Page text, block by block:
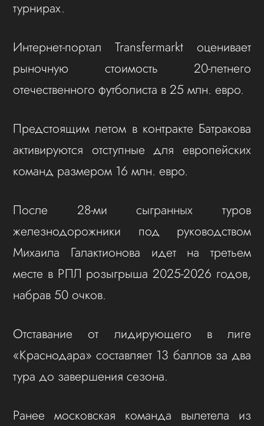
турнирах.
Интернет-портал Transfermarkt оценивает
рыночную стоимость 20-летнего
отечественного футболиста в 25 млн. евро.
Предстоящим летом в контракте Батракова
активируются отступные для европейских
команд размером 16 млн. евро.
После 28-ми сыгранных туров
железнодорожники под руководством
Михаила Галактионова идет на третьем
месте в РПЛ розыгрыша 2025-2026 годов,
набрав 50 очков.
Отставание от лидирующего в лиге
«Краснодара» составляет 13 баллов за два
тура до завершения сезона.
Ранее московская команда вылетела из